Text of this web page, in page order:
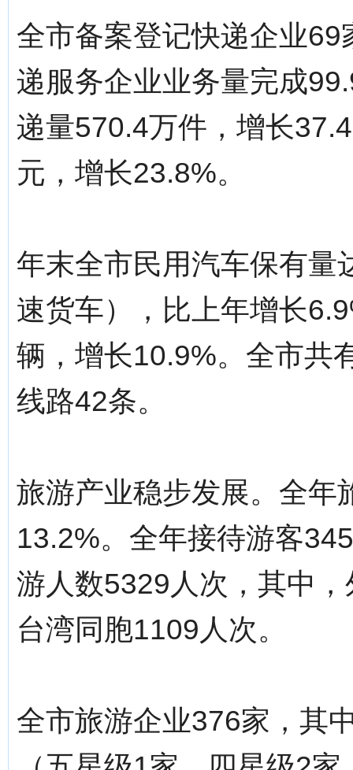
全市备案登记快递企业
递服务企业业务量完成
递量570.4万件，增长
元，增长23.8%。
年末全市民用汽车保有量
速货车），比上年增长
辆，增长10.9%。全市共
线路42条。
旅游产业稳步发展。全年
13.2%。全年接待游客
游人数5329人次，其中
台湾同胞1109人次。
全市旅游企业376家，其